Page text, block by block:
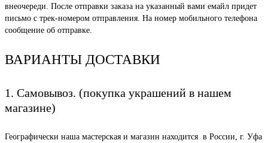
внеочереди. После отправки заказа на указанный вами емайл придет
письмо с трек-номером отправления. На номер мобильного телефона
сообщение об отправке.
ВАРИАНТЫ ДОСТАВКИ
1. Самовывоз. (покупка украшений в нашем
магазине)
Географически наша мастерская и магазин находится в России, г. Уфа